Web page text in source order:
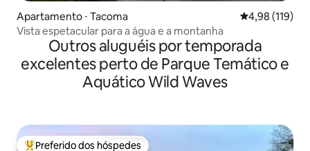
Apartamento ⋅ Tacoma 4,98 de uma
4,98 (119)
Vista espetacular para a água e a montanha
Outros aluguéis por temporada
excelentes perto de Parque Temático e
Aquático Wild Waves
Preferido dos hóspedes